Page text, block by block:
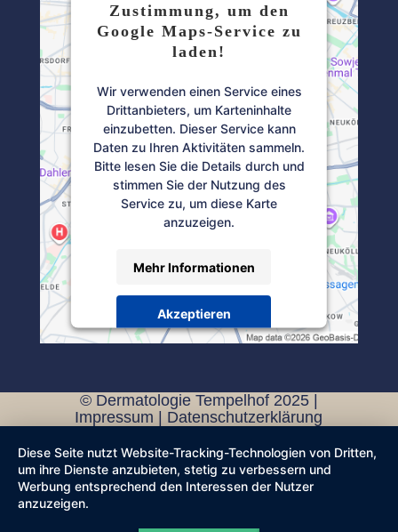
Zustimmung, um den
Google Maps-Service zu
laden!
Wir verwenden einen Service eines
Drittanbieters, um Karteninhalte
einzubetten. Dieser Service kann
Daten zu Ihren Aktivitäten sammeln.
Bitte lesen Sie die Details durch und
stimmen Sie der Nutzung des
Service zu, um diese Karte
anzuzeigen.
Mehr Informationen
Akzeptieren
Powered byUsercentrics Consent
© Dermatologie Tempelhof 2025 |
Impressum
Datenschutzerklärung
Diese Seite nutzt Website-Tracking-Technologien von Dritten,
um ihre Dienste anzubieten, stetig zu verbessern und
Werbung entsprechend den Interessen der Nutzer
anzuzeigen.